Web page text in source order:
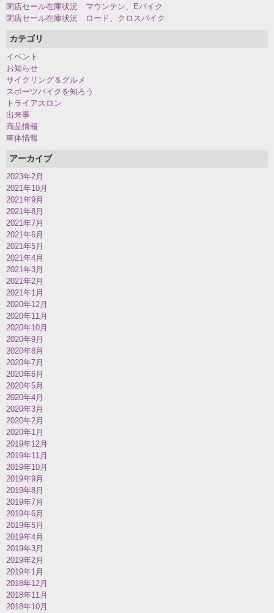
閉店セール在庫状況 マウンテン、Eバイク
閉店セール在庫状況 ロード、クロスバイク
カテゴリ
イベント
お知らせ
サイクリング＆グルメ
スポーツバイクを知ろう
トライアスロン
出来事
商品情報
車体情報
アーカイブ
2023年2月
2021年10月
2021年9月
2021年8月
2021年7月
2021年6月
2021年5月
2021年4月
2021年3月
2021年2月
2021年1月
2020年12月
2020年11月
2020年10月
2020年9月
2020年8月
2020年7月
2020年6月
2020年5月
2020年4月
2020年3月
2020年2月
2020年1月
2019年12月
2019年11月
2019年10月
2019年9月
2019年8月
2019年7月
2019年6月
2019年5月
2019年4月
2019年3月
2019年2月
2019年1月
2018年12月
2018年11月
2018年10月